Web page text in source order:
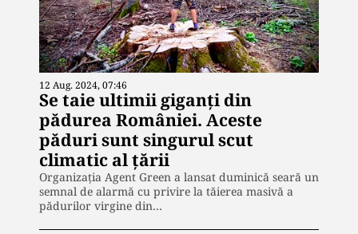
12 Aug. 2024, 07:46
Se taie ultimii giganți din
pădurea României. Aceste
păduri sunt singurul scut
climatic al țării
Organizația Agent Green a lansat duminică seară un
semnal de alarmă cu privire la tăierea masivă a
pădurilor virgine din…